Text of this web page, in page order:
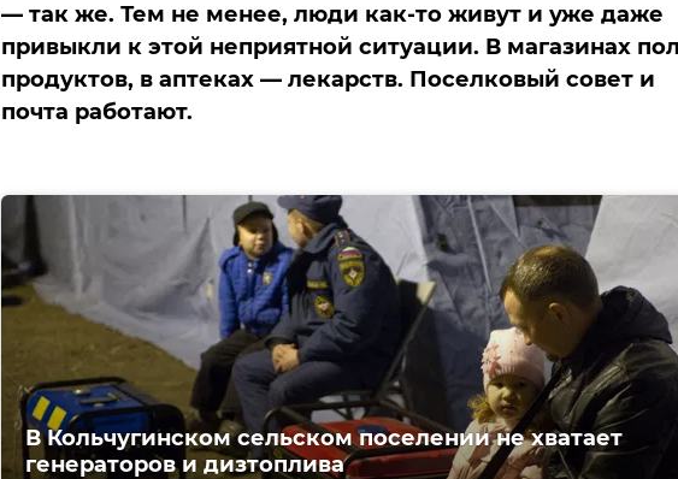
— так же. Тем не менее, люди как-то живут и уже даже
привыкли к этой неприятной ситуации. В магазинах
продуктов, в аптеках — лекарств. Поселковый совет и
почта работают.
В Кольчугинском сельском поселении не хватает
генераторов и дизтоплива